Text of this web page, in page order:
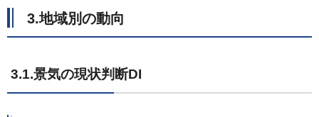
3.地域別の動向
3.1.景気の現状判断DI